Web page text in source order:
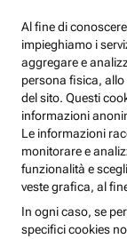
Al fine di
impieghiamo i
aggregare e
persona fisica,
del sito. Questi
informazioni
Le informazioni
monitorare e
funzionalità e
veste grafica, al
In ogni caso, se
specifici cookies